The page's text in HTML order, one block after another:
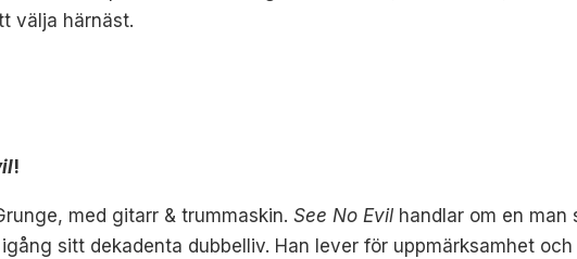
välja härnäst.
!
med gitarr & trummaskin.See No Evil handlar om en man
sitt dekadenta dubbelliv. Han lever för uppmärksamhet